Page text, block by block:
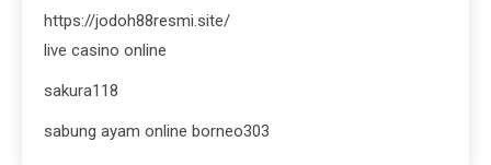
https://jodoh88resmi.site/
live casino online
sakura118
sabung ayam online borneo303